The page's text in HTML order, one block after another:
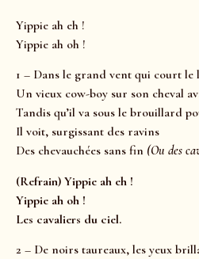
Yippie ah eh !
Yippie ah oh !
1 – Dans le grand vent qui court
Un vieux cow-boy sur son cheval
Tandis qu’il va sous le brouillard
Il voit, surgissant des ravins
Des chevauchées sans fin (Ou des
(Refrain) Yippie ah eh !
Yippie ah oh !
Les cavaliers du ciel.
2 – De noirs taureaux, les yeux